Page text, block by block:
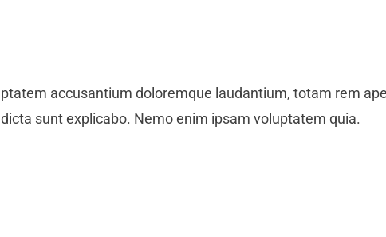
accusantium doloremque laudantium, totam rem
sunt explicabo. Nemo enim ipsam voluptatem quia.